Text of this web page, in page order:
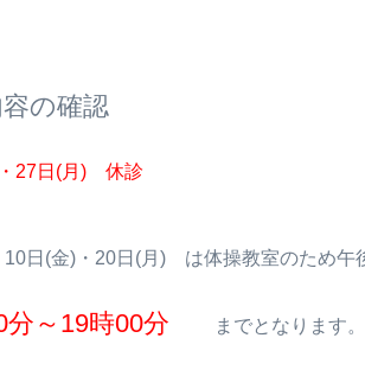
の確認
27日(月)
休診
10日(金)・20日(月) は体操教室のため午
分～19時00分 までとなります